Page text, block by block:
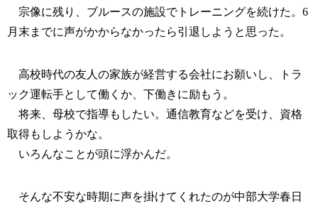
宗像に残り、ブルースの施設でトレーニングを続けた。6
月末までに声がかからなかったら引退しようと思った。
高校時代の友人の家族が経営する会社にお願いし、トラ
ック運転手として働くか、下働きに励もう。
将来、母校で指導もしたい。通信教育などを受け、資格
取得もしようかな。
いろんなことが頭に浮かんだ。
そんな不安な時期に声を掛けてくれたのが中部大学春日